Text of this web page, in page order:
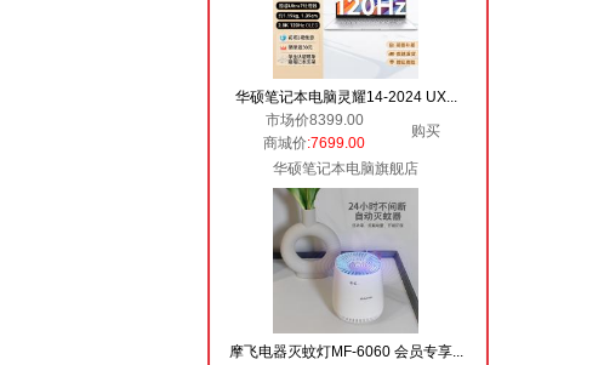
华硕笔记本电脑灵耀14-2024 UX...
市场价8399.00
购买
商城价:7699.00
华硕笔记本电脑旗舰店
摩飞电器灭蚊灯MF-6060 会员专享...